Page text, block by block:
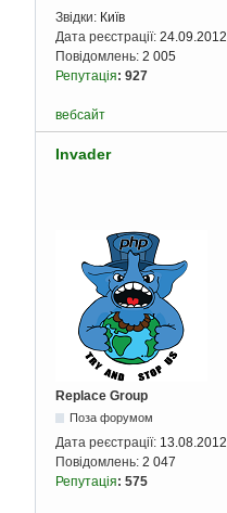
Звідки: Київ
Дата реєстрації: 24.09.2012
Повідомлень: 2 005
Репутація: 927
вебсайт
Invader
Replace Group
Поза форумом
Дата реєстрації: 13.08.2012
Повідомлень: 2 047
Репутація: 575